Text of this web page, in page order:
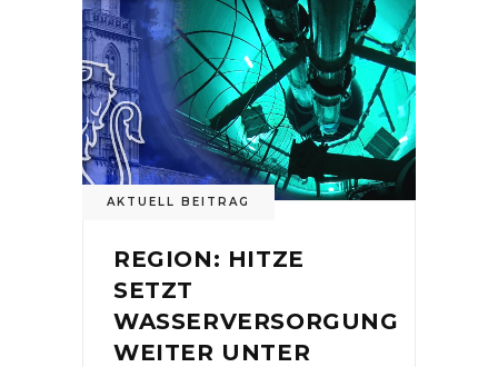
AKTUELL BEITRAG
REGION: HITZE
SETZT
WASSERVERSORGUNG
WEITER UNTER